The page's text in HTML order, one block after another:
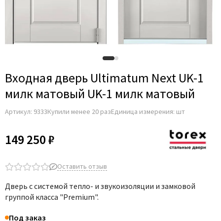
Albero
Alvero
Archie
Aurum Doors
Bravo
Brandoors
Comaglio
Входная дверь Ultimatum Next UK-1
милк матовый UK-1 милк матовый
Артикул: 9333Купили менее 20 разЕдиница измерения: шт
149 250 ₽
Оставить отзыв
Дверь с системой тепло- и звукоизоляции и замковой
группой класса "Premium".
Под заказ